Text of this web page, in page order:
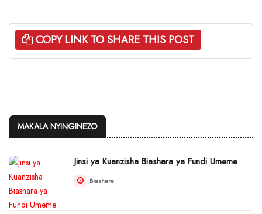
COPY LINK TO SHARE THIS POST
MAKALA NYINGINEZO
Jinsi ya Kuanzisha Biashara ya Fundi Umeme
Biashara